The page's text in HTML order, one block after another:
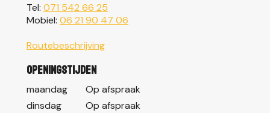
Tel: 071 542 66 25
Mobiel: 06 21 90 47 06
Routebeschrijving
Openingstijden
maandag
Op afspraak
dinsdag
Op afspraak